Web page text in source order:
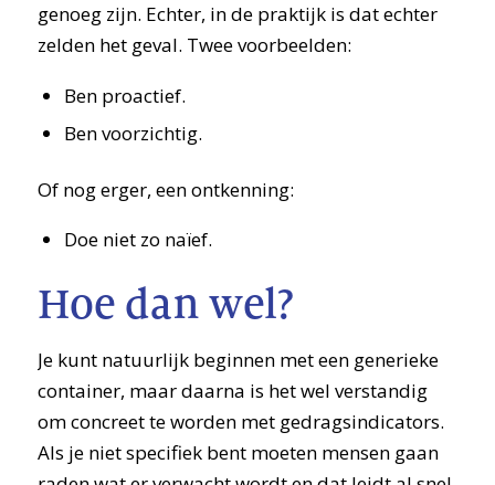
genoeg zijn. Echter, in de praktijk is dat echter
zelden het geval. Twee voorbeelden:
Ben proactief.
Ben voorzichtig.
Of nog erger, een ontkenning:
Doe niet zo naïef.
Hoe dan wel?
Je kunt natuurlijk beginnen met een generieke
container, maar daarna is het wel verstandig
om concreet te worden met gedragsindicators.
Als je niet specifiek bent moeten mensen gaan